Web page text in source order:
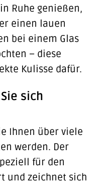
Ruhe genießen,
einen lauen
bei einem Glas
– diese
Kulisse dafür.
sich
Ihnen über viele
werden. Der
für den
und zeichnet sich